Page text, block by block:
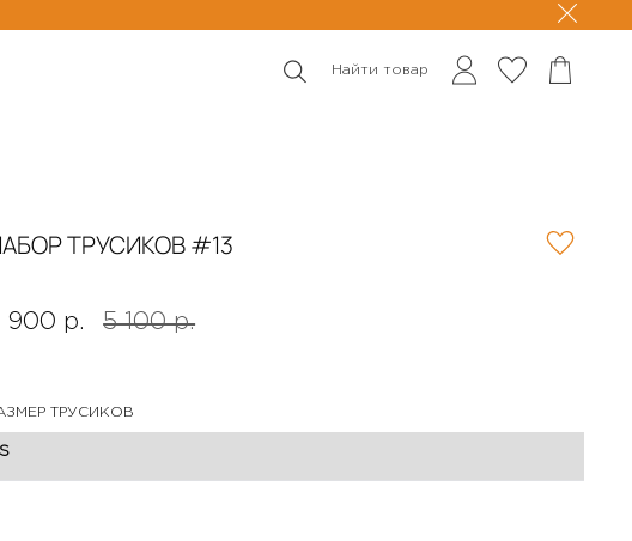
Найти товар
ТРУСИКОВ #13
900 р. 5 100 р.
ТРУСИКОВ